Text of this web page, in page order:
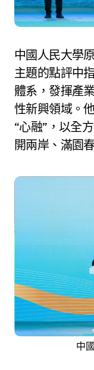
中國人民大學
主題的點評中
體系，發揮產
性新興領域。
“心融”，以全
開兩岸、滿園
中